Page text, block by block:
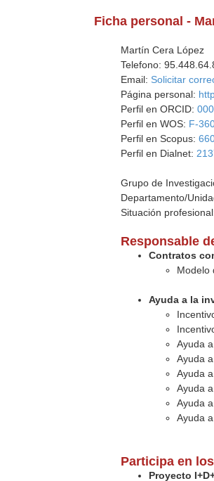
Ficha personal -
Martín Cera López
Telefono:
Email: Solicitar
Página personal:
Perfil en ORCID:
Perfil en WOS: F-
Perfil en Scopus:
Perfil en Dialnet:
Grupo de
Departamento/
Situación
Responsable
Contratos
Modelo
Ayuda a la
Ayuda
Ayuda
Ayuda
Ayuda
Ayuda
Ayuda
Participa en
Proyecto